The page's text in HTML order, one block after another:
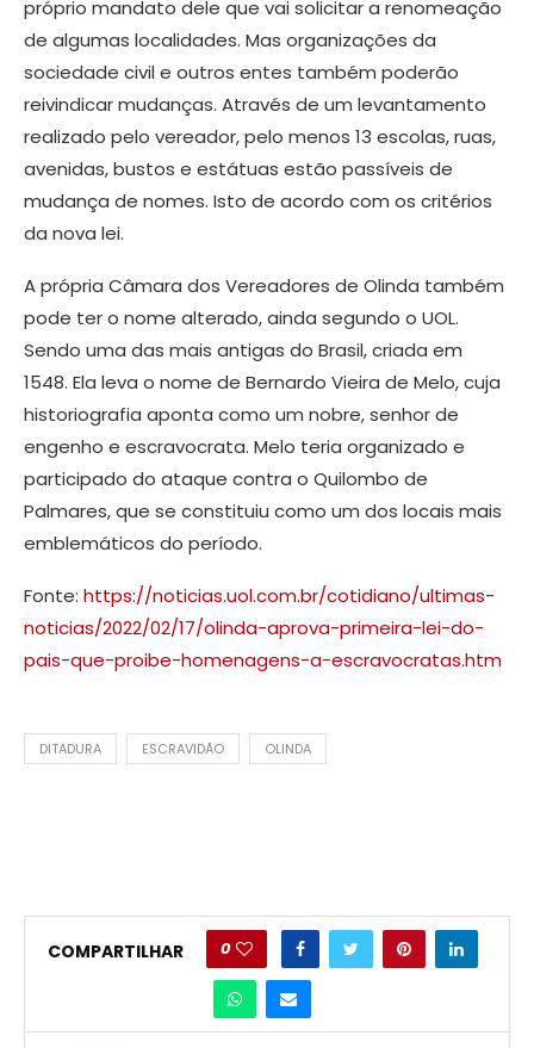
próprio mandato dele que vai solicitar a renomeação
de algumas localidades. Mas organizações da
sociedade civil e outros entes também poderão
reivindicar mudanças. Através de um levantamento
realizado pelo vereador, pelo menos 13 escolas, ruas,
avenidas, bustos e estátuas estão passíveis de
mudança de nomes. Isto de acordo com os critérios
da nova lei.
A própria Câmara dos Vereadores de Olinda também
pode ter o nome alterado, ainda segundo o UOL.
Sendo uma das mais antigas do Brasil, criada em
1548. Ela leva o nome de Bernardo Vieira de Melo, cuja
historiografia aponta como um nobre, senhor de
engenho e escravocrata. Melo teria organizado e
participado do ataque contra o Quilombo de
Palmares, que se constituiu como um dos locais mais
emblemáticos do período.
Fonte: https://noticias.uol.com.br/cotidiano/ultimas-
noticias/2022/02/17/olinda-aprova-primeira-lei-do-
pais-que-proibe-homenagens-a-escravocratas.htm
DITADURA ESCRAVIDÃO OLINDA
COMPARTILHAR 0